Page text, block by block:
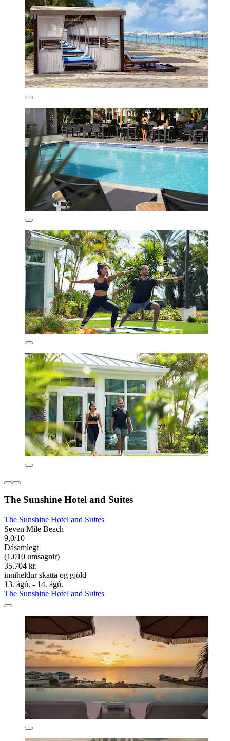
The Sunshine Hotel and Suites
The Sunshine Hotel and Suites
Seven Mile Beach
9,0/10
Dásamlegt
(1.010 umsagnir)
35.704 kr.
inniheldur skatta og gjöld
13. ágú. - 14. ágú.
The Sunshine Hotel and Suites